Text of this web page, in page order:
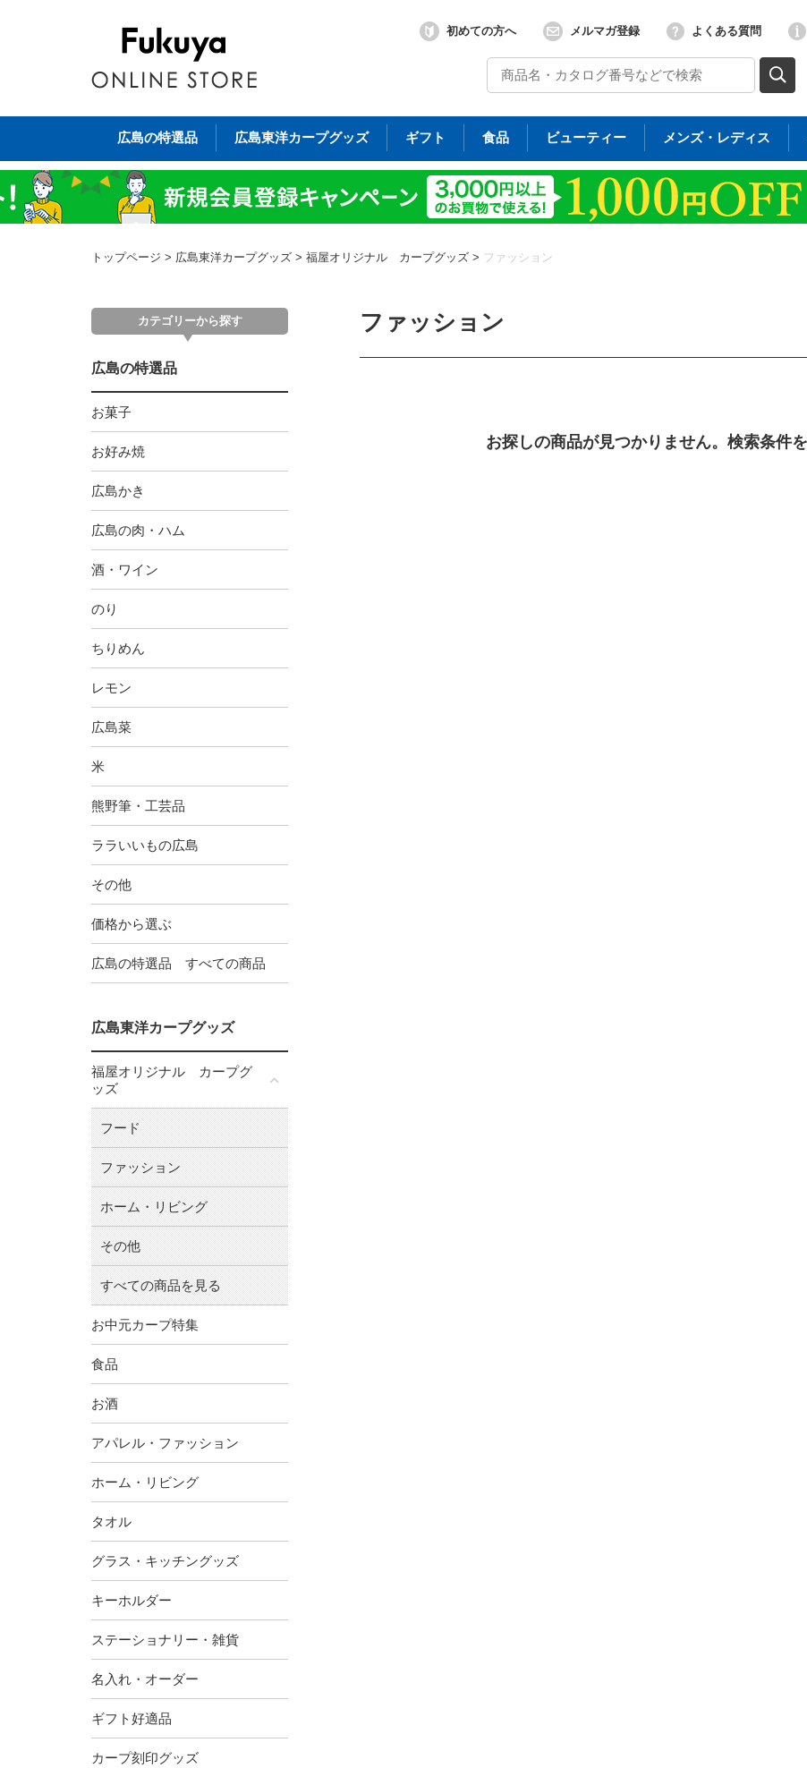
初めての方へ メルマガ登録 よくある質問
広島の特選品 広島東洋カープグッズ ギフト 食品 ビューティー メンズ・レディス
トップページ > 広島東洋カープグッズ > 福屋オリジナル カープグッズ > ファッション
カテゴリーから探す
広島の特選品
お菓子
お好み焼
広島かき
広島の肉・ハム
酒・ワイン
のり
ちりめん
レモン
広島菜
米
熊野筆・工芸品
ララいいもの広島
その他
価格から選ぶ
広島の特選品 すべての商品
広島東洋カープグッズ
福屋オリジナル カープグ
ッズ
フード
ファッション
ホーム・リビング
その他
すべての商品を見る
お中元カープ特集
食品
お酒
アパレル・ファッション
ホーム・リビング
タオル
グラス・キッチングッズ
キーホルダー
ステーショナリー・雑貨
名入れ・オーダー
ギフト好適品
カープ刻印グッズ
ファッション
お探しの商品が見つかりません。検索条件